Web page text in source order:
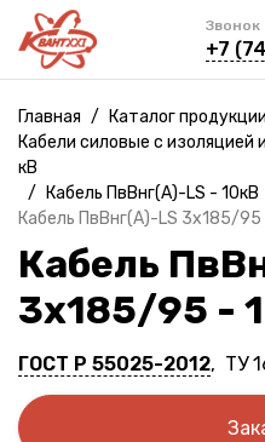
+7
Главная / Каталог продукции
Кабели силовые с изоляцией
кВ
/
Кабель ПвВнг(A)-LS - 10кВ
Кабель ПвВнг(A)-LS 3х185/95
Кабель
3х185/95 -
ГОСТ Р 55025-2012, ТУ